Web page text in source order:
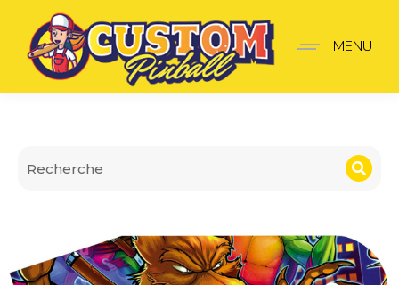
Cache Hinges
MENU